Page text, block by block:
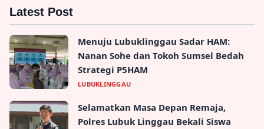
Latest Post
Menuju Lubuklinggau Sadar HAM:
Nanan Sohe dan Tokoh Sumsel Bedah
Strategi P5HAM
LUBUKLINGGAU
Selamatkan Masa Depan Remaja,
Polres Lubuk Linggau Bekali Siswa